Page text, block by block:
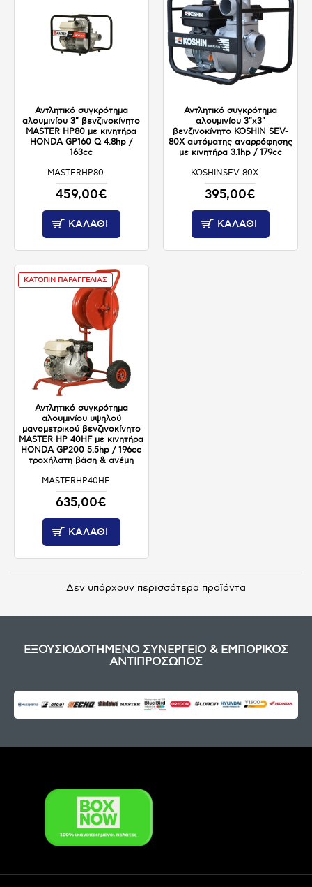
MASTERHP80
Αντλητικό συγκρότημα
αλουμινίου 3" βενζινοκίνητο
MASTER HP80 με κινητήρα
HONDA GP160 Q 4.8hp /
163cc
459,00€
ΚΑΛΆΘΙ
KOSHINSEV-80X
Αντλητικό συγκρότημα
αλουμινίου 3"x3"
βενζινοκίνητο KOSHIN SEV-
80X αυτόματης αναρρόφησης
με κινητήρα 3.1hp / 179cc
395,00€
ΚΑΛΆΘΙ
ΚΑΤΟΠΙΝ ΠΑΡΑΓΓΕΛΙΑΣ
MASTERHP40HF
Αντλητικό συγκρότημα
αλουμινίου υψηλού
μανομετρικού βενζινοκίνητο
MASTER HP 40HF με κινητήρα
HONDA GP200 5.5hp / 196cc
τροχήλατη βάση & ανέμη
635,00€
ΚΑΛΆΘΙ
Δεν υπάρχουν περισσότερα προϊόντα
ΕΞΟΥΣΙΟΔΟΤΗΜΕΝΟ ΣΥΝΕΡΓΕΙΟ & ΕΜΠΟΡΙΚΟΣ
ΑΝΤΙΠΡΟΣΩΠΟΣ